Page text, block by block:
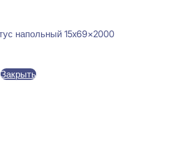
напольный 15x69x2000
Закрыть